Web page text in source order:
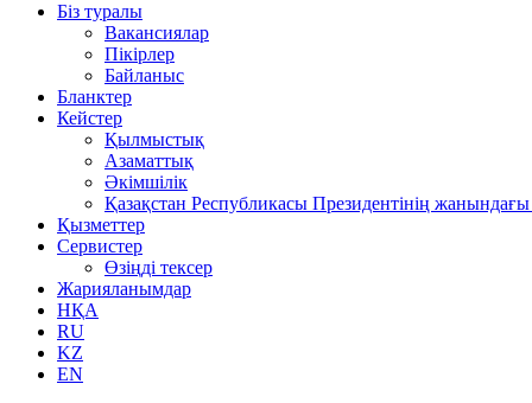
Біз туралы
Вакансиялар
Пікірлер
Байланыс
Бланктер
Кейстер
Қылмыстық
Азаматтық
Әкімшілік
Қазақстан Республикасы Президентінің
Қызметтер
Сервистер
Өзіңді тексер
Жарияланымдар
НҚА
RU
KZ
EN